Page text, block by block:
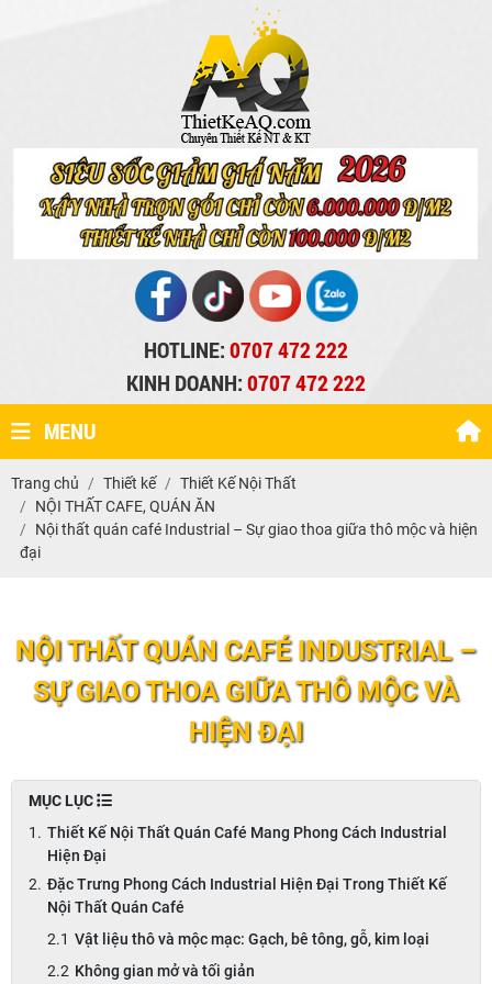
HOTLINE:0707 472 222
KINH DOANH:0707 472 222
MENU
Trang chủ Thiết kế
Thiết Kế Nội Thất
NỘI THẤT CAFE, QUÁN ĂN
Nội thất quán café Industrial – Sự giao thoa giữa thô mộc và hiện
đại
NỘI THẤT QUÁN CAFÉ INDUSTRIAL –
SỰ GIAO THOA GIỮA THÔ MỘC VÀ
HIỆN ĐẠI
MỤC LỤC
Thiết Kế Nội Thất Quán Café Mang Phong Cách Industrial
Hiện Đại
Đặc Trưng Phong Cách Industrial Hiện Đại Trong Thiết Kế
Nội Thất Quán Café
Vật liệu thô và mộc mạc: Gạch, bê tông, gỗ, kim loại
Không gian mở và tối giản